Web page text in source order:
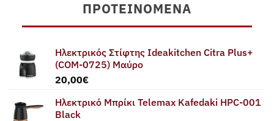
79,00€.είναι:
75,00€.
ΠΡΟΤΕΙΝΌΜΕΝΑ
Ηλεκτρικός Στίφτης Ideakitchen Citra Plus+
(COM-0725) Μαύρο
20,00€
Ηλεκτρικό Μπρίκι Telemax Kafedaki HPC-001
Black